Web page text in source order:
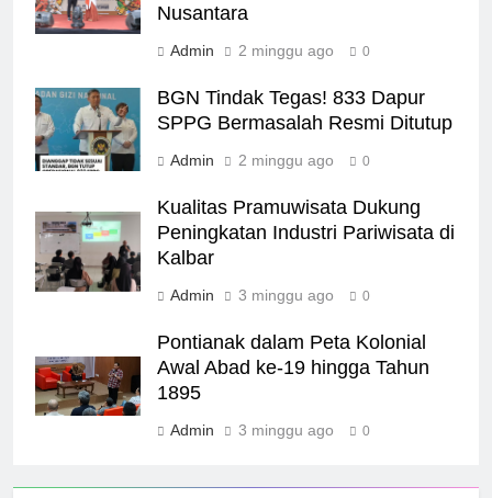
Nusantara
Admin 2 minggu ago 0
BGN Tindak Tegas! 833 Dapur
SPPG Bermasalah Resmi Ditutup
Admin 2 minggu ago 0
Kualitas Pramuwisata Dukung
Peningkatan Industri Pariwisata di
Kalbar
Admin 3 minggu ago 0
Pontianak dalam Peta Kolonial
Awal Abad ke-19 hingga Tahun
1895
Admin 3 minggu ago 0